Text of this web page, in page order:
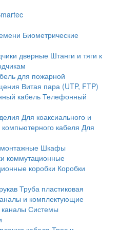
Биометрические
дверные Штанги и тяги к
для пожарной
Витая пара (UTP, FTP)
кабель Телефонный
Для коаксиального и
кабеля Для
Шкафы
коммутационные
коробки Коробки
Труба пластиковая
и комплектующие
Системы